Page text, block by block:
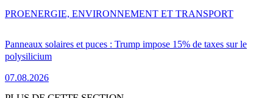
Panneaux solaires et puces : Trump impose 15% de taxes sur le
polysilicium
07.08.2026
PROENERGIE, ENVIRONNEMENT ET TRANSPORT